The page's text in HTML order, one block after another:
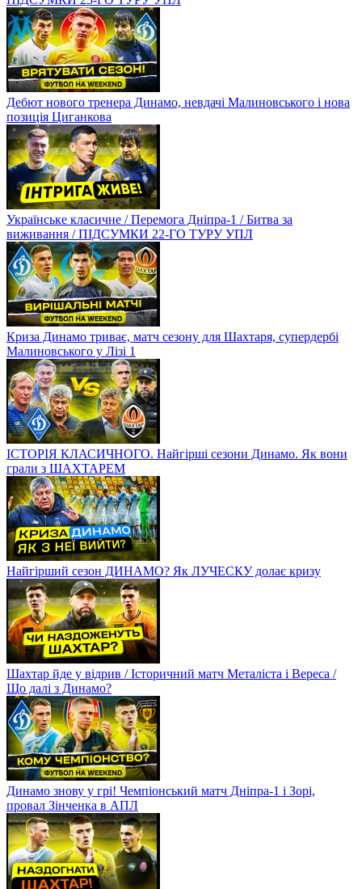
Дебют нового тренера Динамо, невдачі Малиновського і нова
позиція Циганкова
Українське класичне / Перемога Дніпра-1 / Битва за
виживання / ПІДСУМКИ 22-ГО ТУРУ УПЛ
Криза Динамо триває, матч сезону для Шахтаря, супердербі
Малиновського у Лізі 1
ІСТОРІЯ КЛАСИЧНОГО. Найгірші сезони Динамо. Як вони
грали з ШАХТАРЕМ
Найгірший сезон ДИНАМО? Як ЛУЧЕСКУ долає кризу
Шахтар йде у відрив / Історичний матч Металіста і Вереса /
Що далі з Динамо?
Динамо знову у грі! Чемпіонський матч Дніпра-1 і Зорі,
провал Зінченка в АПЛ